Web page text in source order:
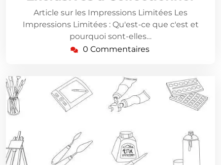
Article sur les Impressions Limitées Les
Impressions Limitées : Qu'est-ce que c'est et
pourquoi sont-elles…
0 Commentaires